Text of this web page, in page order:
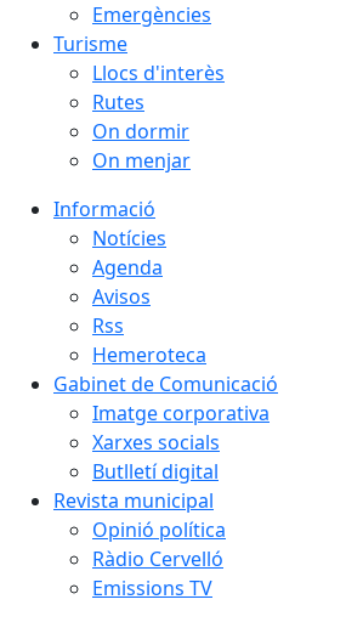
Emergències
Turisme
Llocs d'interès
Rutes
On dormir
On menjar
Informació
Notícies
Agenda
Avisos
Rss
Hemeroteca
Gabinet de Comunicació
Imatge corporativa
Xarxes socials
Butlletí digital
Revista municipal
Opinió política
Ràdio Cervelló
Emissions TV